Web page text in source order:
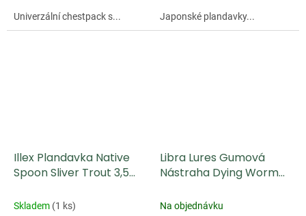
Univerzální chestpack s... Japonské plandavky...
Illex Plandavka Native
Spoon Sliver Trout 3,5
Skladem (1 ks)
Libra Lures Gumová
Nástraha Dying Worm
Na objednávku